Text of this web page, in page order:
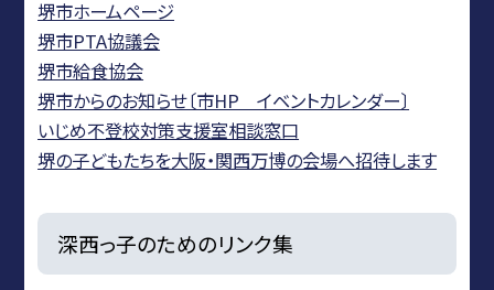
堺市ホームページ
堺市PTA協議会
堺市給食協会
堺市からのお知らせ〔市HP イベントカレンダー〕
いじめ不登校対策支援室相談窓口
堺の子どもたちを大阪・関西万博の会場へ招待します
深西っ子のためのリンク集